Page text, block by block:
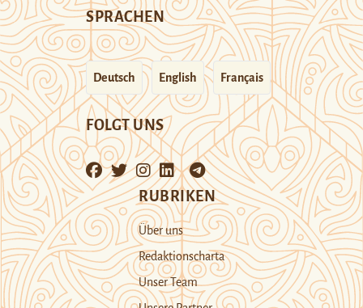
SPRACHEN
Deutsch English Français
FOLGT UNS
RUBRIKEN
Über uns
Redaktionscharta
Unser Team